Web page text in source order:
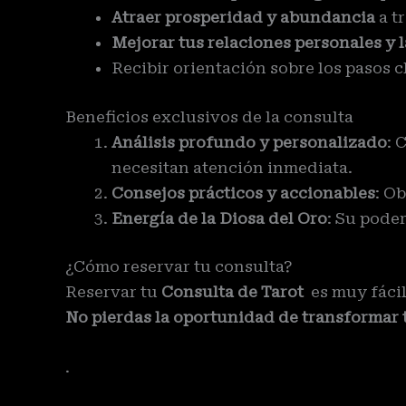
Atraer prosperidad y abundancia a
Mejorar tus relaciones personales y
Recibir orientación sobre los pasos
Beneficios exclusivos de la consulta
Análisis profundo y personalizado:
necesitan atención inmediata.
Consejos prácticos y accionables:
Energía de la Diosa del Oro: Su
¿Cómo reservar tu consulta?
Reservar tu Consulta de Tarot es muy
No pierdas la oportunidad de transformar
.